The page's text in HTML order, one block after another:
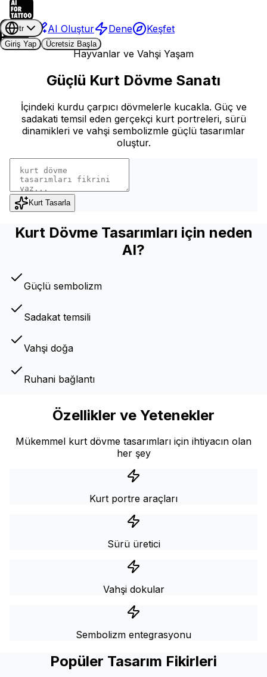
AI Oluştur Dene Keşfet
tr
Giriş Yap
Ücretsiz Başla
Hayvanlar ve Vahşi Yaşam
Güçlü Kurt Dövme Sanatı
İçindeki kurdu çarpıcı dövmelerle kucakla. Güç ve
sadakati temsil eden gerçekçi kurt portreleri, sürü
dinamikleri ve vahşi sembolizmle güçlü tasarımlar
oluştur.
Kurt Tasarla
Kurt Dövme Tasarımları için neden
AI?
Güçlü sembolizm
Sadakat temsili
Vahşi doğa
Ruhani bağlantı
Özellikler ve Yetenekler
Mükemmel kurt dövme tasarımları için ihtiyacın olan
her şey
Kurt portre araçları
Sürü üretici
Vahşi dokular
Sembolizm entegrasyonu
Popüler Tasarım Fikirleri